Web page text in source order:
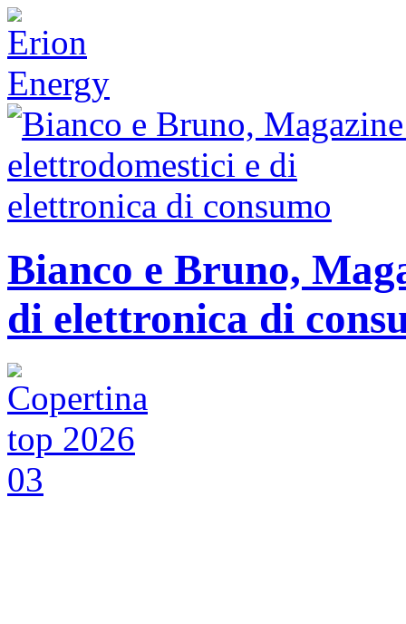
Bianco e Bruno,
di elettronica di